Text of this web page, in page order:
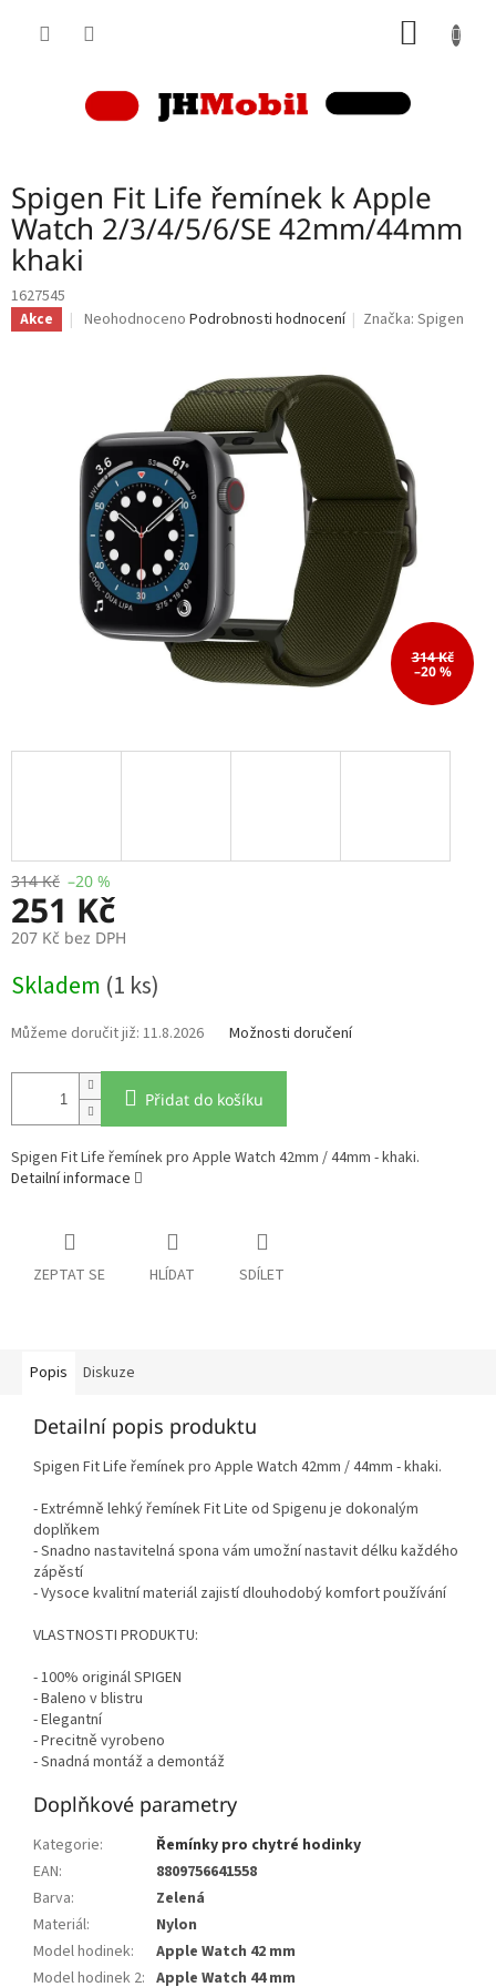
Spigen Fit Life řemínek k Apple
Watch 2/3/4/5/6/SE 42mm/44mm
khaki
1627545
Akce
Průměrné
5
hvězdiček.
Neohodnoceno Podrobnosti hodnocení Značka:Spigen
314 Kč
–20 %
314 Kč –20 %
251 Kč
207 Kč bez DPH
cena:
Skladem (1 ks)
11.8.2026 Možnosti doručení
Přidat do košíku
Spigen Fit Life řemínek pro Apple Watch 42mm / 44mm - khaki.
Detailní informace
ZEPTAT SE HLÍDAT SDÍLET
Popis Diskuze
Detailní popis produktu
Spigen Fit Life řemínek pro Apple Watch 42mm / 44mm - khaki.
- Extrémně lehký řemínek Fit Lite od Spigenu je dokonalým
doplňkem
- Snadno nastavitelná spona vám umožní nastavit délku každého
zápěstí
- Vysoce kvalitní materiál zajistí dlouhodobý komfort používání
VLASTNOSTI PRODUKTU:
- 100% originál SPIGEN
- Baleno v blistru
- Elegantní
- Precitně vyrobeno
- Snadná montáž a demontáž
Doplňkové parametry
Kategorie:
Řemínky pro chytré hodinky
EAN:
8809756641558
Barva:
Zelená
Materiál:
Nylon
Model hodinek:
Apple Watch 42 mm
Model hodinek 2: Apple Watch 44 mm